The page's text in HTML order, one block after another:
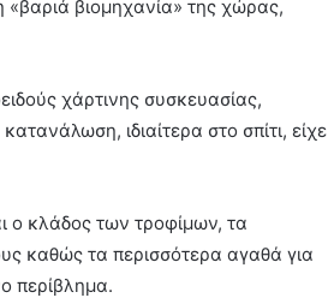
«βαριά βιομηχανία» της χώρας,
χάρτινης συσκευασίας,
ιδιαίτερα στο σπίτι, είχε
ο κλάδος των τροφίμων, τα
καθώς τα περισσότερα αγαθά για
περίβλημα.